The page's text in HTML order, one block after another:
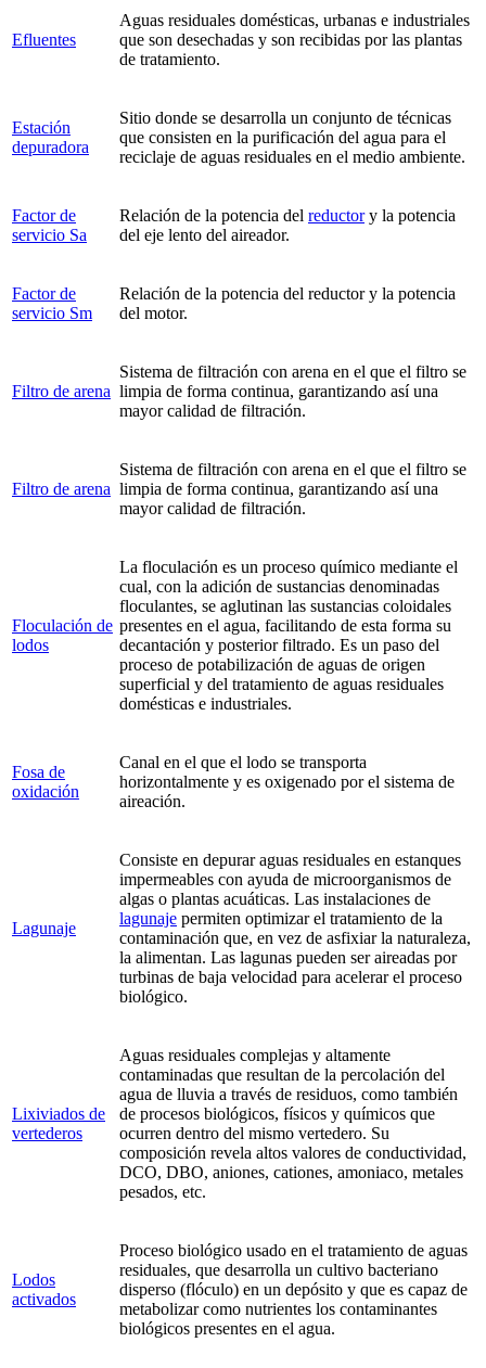
Efluentes
Aguas residuales domésticas, urbanas e industriales
que son desechadas y son recibidas por las plantas
de tratamiento.
Estación
depuradora
Sitio donde se desarrolla un conjunto de técnicas
que consisten en la purificación del agua para el
reciclaje de aguas residuales en el medio ambiente.
Factor de
servicio Sa
Relación de la potencia del reductory la potencia
del eje lento del aireador.
Factor de
servicio Sm
Relación de la potencia del reductor y la potencia
del motor.
Filtro de arena
Sistema de filtración con arena en el que el filtro se
limpia de forma continua, garantizando así una
mayor calidad de filtración.
Filtro de arena
Sistema de filtración con arena en el que el filtro se
limpia de forma continua, garantizando así una
mayor calidad de filtración.
Floculación de
lodos
La floculación es un proceso químico mediante el
cual, con la adición de sustancias denominadas
floculantes, se aglutinan las sustancias coloidales
presentes en el agua, facilitando de esta forma su
decantación y posterior filtrado. Es un paso del
proceso de potabilización de aguas de origen
superficial y del tratamiento de aguas residuales
domésticas e industriales.
Fosa de
oxidación
Canal en el que el lodo se transporta
horizontalmente y es oxigenado por el sistema de
aireación.
Lagunaje
Consiste en depurar aguas residuales en estanques
impermeables con ayuda de microorganismos de
algas o plantas acuáticas. Las instalaciones de
lagunaje permiten optimizar el tratamiento de la
contaminación que, en vez de asfixiar la naturaleza,
la alimentan. Las lagunas pueden ser aireadas por
turbinas de baja velocidad para acelerar el proceso
biológico.
Lixiviados de
vertederos
Aguas residuales complejas y altamente
contaminadas que resultan de la percolación del
agua de lluvia a través de residuos, como también
de procesos biológicos, físicos y químicos que
ocurren dentro del mismo vertedero. Su
composición revela altos valores de conductividad,
DCO, DBO, aniones, cationes, amoniaco, metales
pesados, etc.
Lodos
activados
Proceso biológico usado en el tratamiento de aguas
residuales, que desarrolla un cultivo bacteriano
disperso (flóculo) en un depósito y que es capaz de
metabolizar como nutrientes los contaminantes
biológicos presentes en el agua.